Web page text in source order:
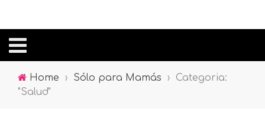
Home › Sólo para Mamás ›
Categoria:
"Salud"